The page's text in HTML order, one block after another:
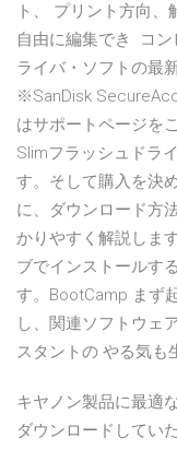
ト、 プリント方向
自由に編集でき コ
ライバ・ソフトの最
※SanDisk
はサポートページを
Slimフラッシュドラ
す。そして購入を決
に、ダウンロード方
かりやすく解説しま
ブでインストールす
す。BootCamp まず
し、関連ソフトウェ
スタントの やる気も
キヤノン製品に最適
ダウンロードしてい